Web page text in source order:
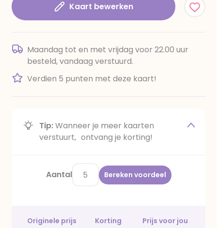
Kaart bewerken
Maandag tot en met vrijdag voor 22.00 uur
besteld, vandaag verstuurd.
Verdien 5 punten met deze kaart!
Tip:Wanneer je meer kaarten
verstuurt, ontvang je korting!
Aantal Bereken voordeel
Originele prijs Korting
Prijs voor jou